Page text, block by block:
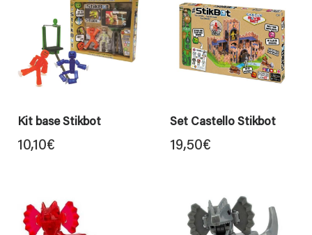
Kit base Stikbot
10,10€
Set Castello Stikbot
19,50€